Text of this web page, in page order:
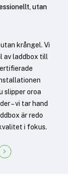
utan
krångel. Vi
av laddbox till
slipper oroa
– vi tar hand
är redo
i fokus.